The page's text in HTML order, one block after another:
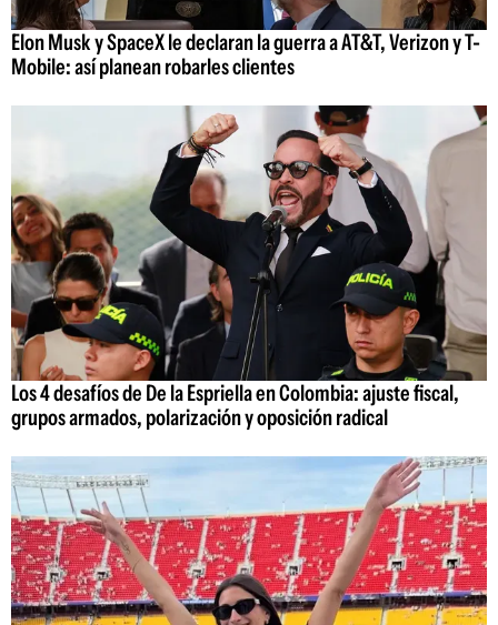
Elon Musk y SpaceX le declaran la guerra a AT&T, Verizon y T-
Mobile: así planean robarles clientes
Los 4 desafíos de De la Espriella en Colombia: ajuste fiscal,
grupos armados, polarización y oposición radical